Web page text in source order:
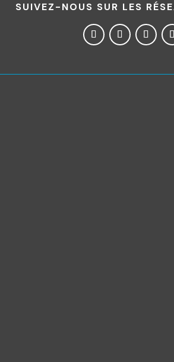
SUIVEZ-NOUS SUR LES